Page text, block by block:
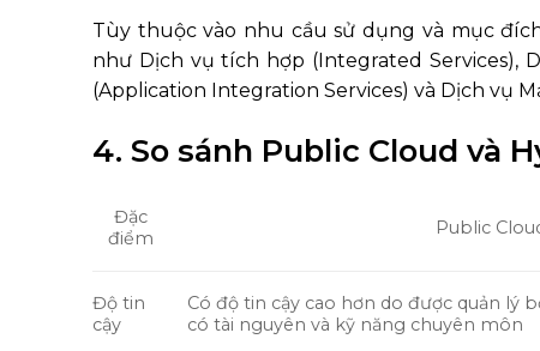
Tùy thuộc vào nhu cầu sử dụng và mục
như Dịch vụ tích hợp (Integrated Services),
(Application Integration Services) và Dịch vụ
4. So sánh Public Cloud và
Đặc
điểm
Public
Độ tin
cậy
Có độ tin cậy cao hơn do được quản lý
có tài nguyên và kỹ năng chuyên môn